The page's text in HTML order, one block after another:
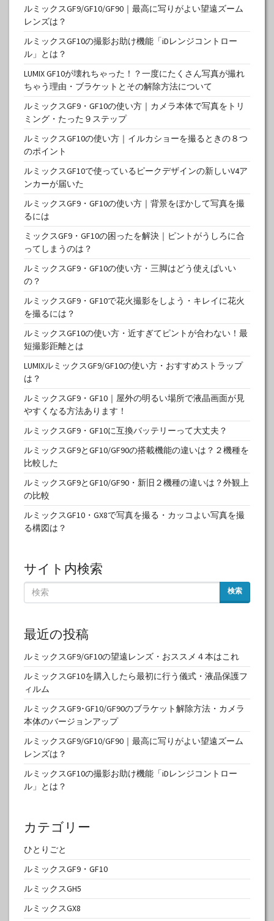
ルミックスGF9/GF10/GF90｜最高に写りがよい望遠ズーム
レンズは？
ルミックスGF10の撮影お助け機能「iDレンジコントロー
ル」とは？
LUMIX GF10が壊れちゃった！？一度にたくさん写真が撮れ
ちゃう理由・ブラケットとその解除方法について
ルミックスGF9・GF10の使い方｜カメラ本体で写真をトリ
ミング・たった９ステップ
ルミックスGF10の使い方｜イルカショーを撮るときの８つ
のポイント
ルミックスGF10で使っているピークデザインの新しいV4ア
ンカーが届いた
ルミックスGF9・GF10の使い方｜背景をぼかして写真を撮
るには
ミックスGF9・GF10の困ったを解決｜ピントがうしろに合
ってしまうのは？
ルミックスGF9・GF10の使い方・三脚はどう使えばいい
の？
ルミックスGF9・GF10で花火撮影をしよう・キレイに花火
を撮るには？
ルミックスGF10の使い方・近すぎてピントが合わない！最
短撮影距離とは
LUMIXルミックスGF9/GF10の使い方・おすすめストラップ
は？
ルミックスGF9・GF10｜屋外の明るい場所で液晶画面が見
やすくなる方法あります！
ルミックスGF9・GF10に互換バッテリーって大丈夫？
ルミックスGF9とGF10/GF90の搭載機能の違いは？２機種を
比較した
ルミックスGF9とGF10/GF90・新旧２機種の違いは？外観上
の比較
ルミックスGF10・GX8で写真を撮る・カッコよい写真を撮
る構図は？
サイト内検索
検索
最近の投稿
ルミックスGF9/GF10の望遠レンズ・おススメ４本はこれ
ルミックスGF10を購入したら最初に行う儀式・液晶保護フ
ィルム
ルミックスGF9･GF10/GF90のブラケット解除方法・カメラ
本体のバージョンアップ
ルミックスGF9/GF10/GF90｜最高に写りがよい望遠ズーム
レンズは？
ルミックスGF10の撮影お助け機能「iDレンジコントロー
ル」とは？
カテゴリー
ひとりごと
ルミックスGF9・GF10
ルミックスGH5
ルミックスGX8